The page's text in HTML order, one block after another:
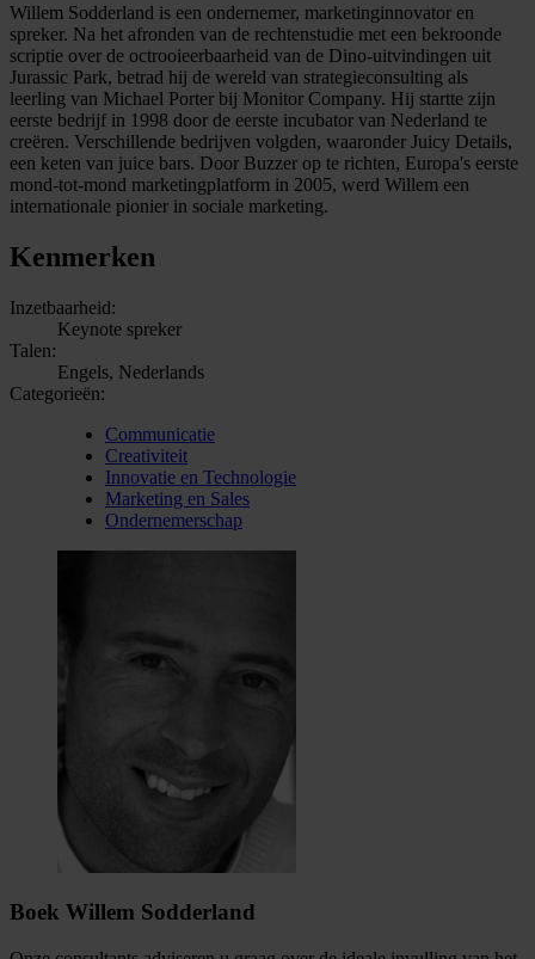
Willem Sodderland is een ondernemer, marketinginnovator en
spreker. Na het afronden van de rechtenstudie met een bekroonde
scriptie over de octrooieerbaarheid van de Dino-uitvindingen uit
Jurassic Park, betrad hij de wereld van strategieconsulting als
leerling van Michael Porter bij Monitor Company. Hij startte zijn
eerste bedrijf in 1998 door de eerste incubator van Nederland te
creëren. Verschillende bedrijven volgden, waaronder Juicy Details,
een keten van juice bars. Door Buzzer op te richten, Europa's eerste
mond-tot-mond marketingplatform in 2005, werd Willem een
internationale pionier in sociale marketing.
Kenmerken
Inzetbaarheid:
Keynote spreker
Talen:
Engels, Nederlands
Categorieën:
Communicatie
Creativiteit
Innovatie en Technologie
Marketing en Sales
Ondernemerschap
Boek Willem Sodderland